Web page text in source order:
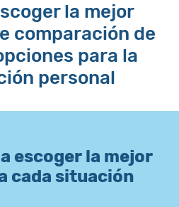
la mejor
comparación de
para la
personal
escoger la mejor
cada situación